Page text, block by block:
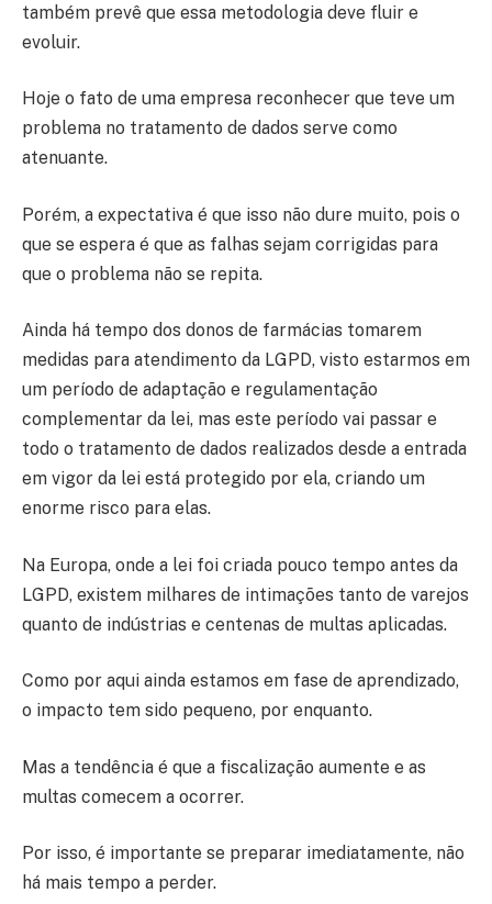
também prevê que essa metodologia deve fluir e
evoluir.
Hoje o fato de uma empresa reconhecer que teve um
problema no tratamento de dados serve como
atenuante.
Porém, a expectativa é que isso não dure muito, pois o
que se espera é que as falhas sejam corrigidas para
que o problema não se repita.
Ainda há tempo dos donos de farmácias tomarem
medidas para atendimento da LGPD, visto estarmos em
um período de adaptação e regulamentação
complementar da lei, mas este período vai passar e
todo o tratamento de dados realizados desde a entrada
em vigor da lei está protegido por ela, criando um
enorme risco para elas.
Na Europa, onde a lei foi criada pouco tempo antes da
LGPD, existem milhares de intimações tanto de varejos
quanto de indústrias e centenas de multas aplicadas.
Como por aqui ainda estamos em fase de aprendizado,
o impacto tem sido pequeno, por enquanto.
Mas a tendência é que a fiscalização aumente e as
multas comecem a ocorrer.
Por isso, é importante se preparar imediatamente, não
há mais tempo a perder.